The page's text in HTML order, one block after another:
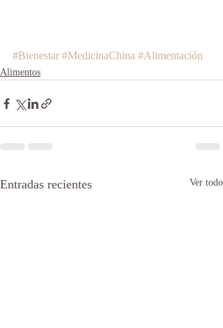
#Bienestar #MedicinaChina #Alimentación
Alimentos
Entradas recientes Ver todo